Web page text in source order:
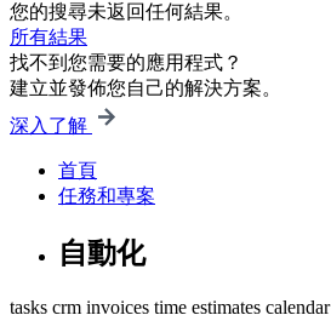
您的搜尋未返回任何結果。
所有結果
找不到您需要的應用程式？
建立並發佈您自己的解決方案。
深入了解
首頁
任務和專案
自動化
tasks crm invoices time estimates calendar